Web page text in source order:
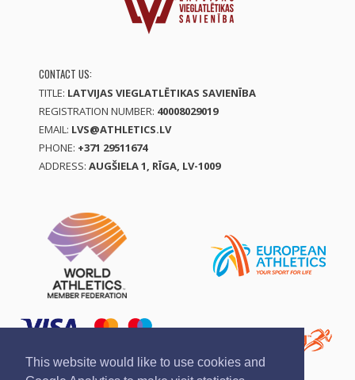
This website would like to use cookies and
CONTACT US:
TITLE: LATVIJAS VIEGLATLĒTIKAS SAVIENĪBA
REGISTRATION NUMBER: 40008029019
EMAIL: LVS@ATHLETICS.LV
PHONE: +371 29511674
ADDRESS: AUGŠIELA 1, RĪGA, LV-1009